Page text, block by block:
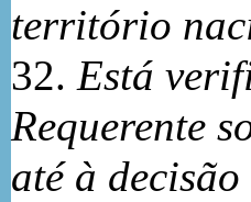
território
32.Está
Requerente
até à